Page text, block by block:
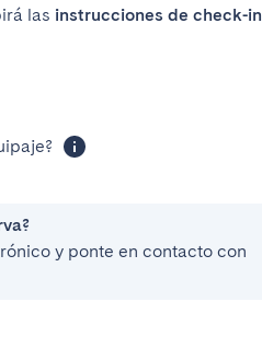
las instrucciones de check-in
y ponte en contacto con